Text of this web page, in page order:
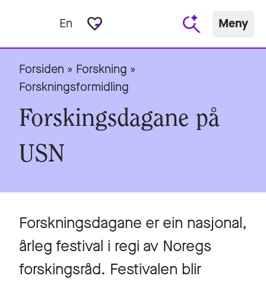
En favorite_border Meny
Forsiden » Forskning »
Forskningsformidling
Forskingsdagane på
USN
Forskningsdagane er ein nasjonal,
årleg festival i regi av Noregs
forskingsråd. Festivalen blir